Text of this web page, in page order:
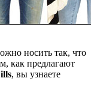
носить так, что
как предлагают
, вы узнаете